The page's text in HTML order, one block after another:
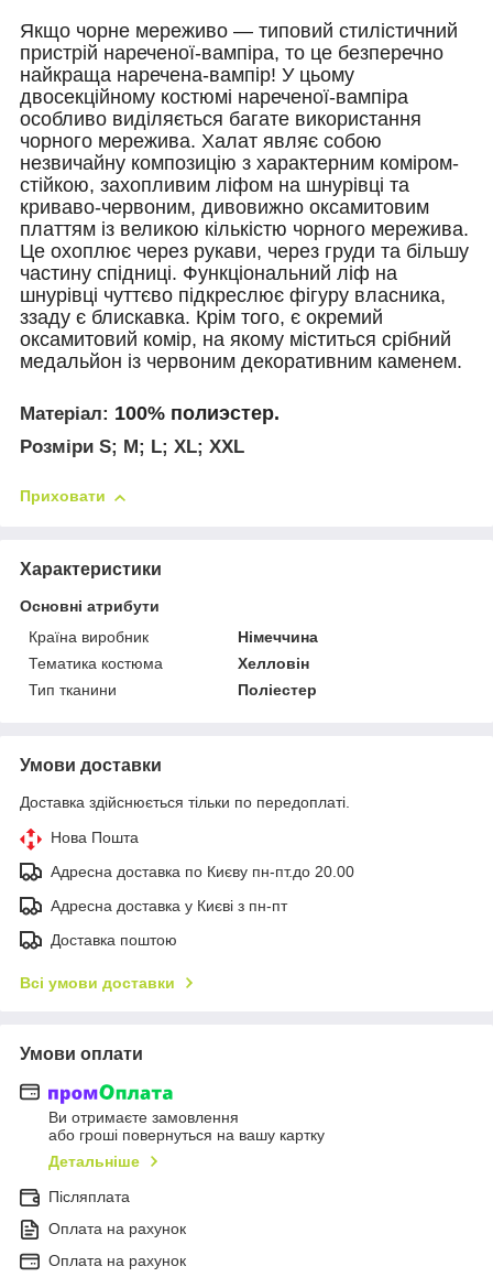
Якщо чорне мереживо — типовий стилістичний
пристрій нареченої-вампіра, то це безперечно
найкраща наречена-вампір! У цьому
двосекційному костюмі нареченої-вампіра
особливо виділяється багате використання
чорного мережива. Халат являє собою
незвичайну композицію з характерним коміром-
стійкою, захопливим ліфом на шнурівці та
криваво-червоним, дивовижно оксамитовим
платтям із великою кількістю чорного мережива.
Це охоплює через рукави, через груди та більшу
частину спідниці. Функціональний ліф на
шнурівці чуттєво підкреслює фігуру власника,
ззаду є блискавка. Крім того, є окремий
оксамитовий комір, на якому міститься срібний
медальйон із червоним декоративним каменем.
Матеріал: 100% полиэстер.
Розміри S; M; L; XL; XXL
Приховати
Характеристики
Основні атрибути
Країна виробник
Німеччина
Тематика костюма
Хелловін
Тип тканини
Поліестер
Умови доставки
Доставка здійснюється тільки по передоплаті.
Нова Пошта
Адресна доставка по Києву пн-пт.до 20.00
Адресна доставка у Києві з пн-пт
Доставка поштою
Всі умови доставки
Умови оплати
Ви отримаєте замовлення
або гроші повернуться на вашу картку
Детальніше
Післяплата
Оплата на рахунок
Оплата на рахунок